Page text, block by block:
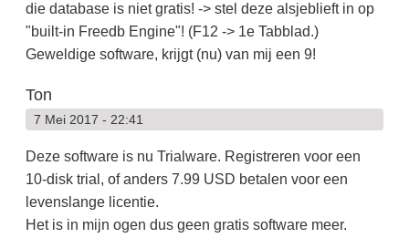
die database is niet gratis! -> stel deze alsjeblieft in op
"built-in Freedb Engine"! (F12 -> 1e Tabblad.)
Geweldige software, krijgt (nu) van mij een 9!
Ton
7 Mei 2017 - 22:41
Deze software is nu Trialware. Registreren voor een
10-disk trial, of anders 7.99 USD betalen voor een
levenslange licentie.
Het is in mijn ogen dus geen gratis software meer.